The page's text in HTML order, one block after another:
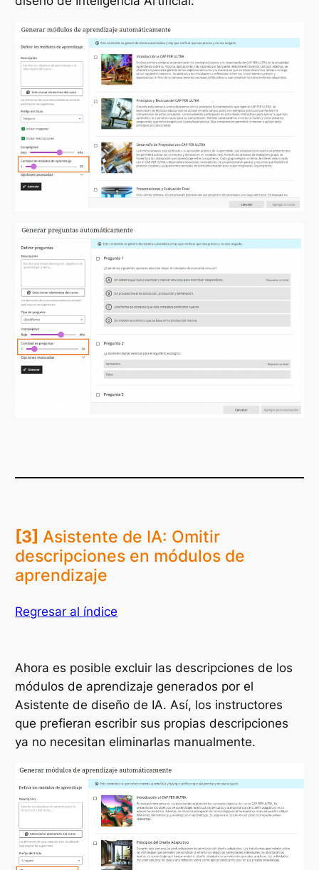
[3] Asistente de IA: Omitir
descripciones en módulos de
aprendizaje
Regresar al índice
Ahora es posible excluir las descripciones de los
módulos de aprendizaje generados por el
Asistente de diseño de IA. Así, los instructores
que prefieran escribir sus propias descripciones
ya no necesitan eliminarlas manualmente.